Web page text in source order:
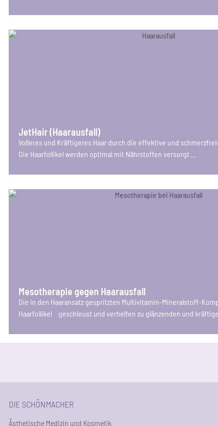
Jet­Hair (Haar­aus­fall)
Vol­le­res und Kräf­ti­ge­res Haar durch die effek­ti­ve und
Die Haar­fol­li­kel wer­den opti­mal mit Nähr­stof­fen versorgt …
Meso­the­ra­pie gegen Haarausfall
Die in den Haar­an­satz gespritz­ten Mul­ti­vit­amin-Mine­ral­stoff-
Haar­fol­li­kel geschleust und ver­hel­fen zu glän­zen­den und
DIE SCHÖNMACHER
Ästhetische Medizin und Kosmetik